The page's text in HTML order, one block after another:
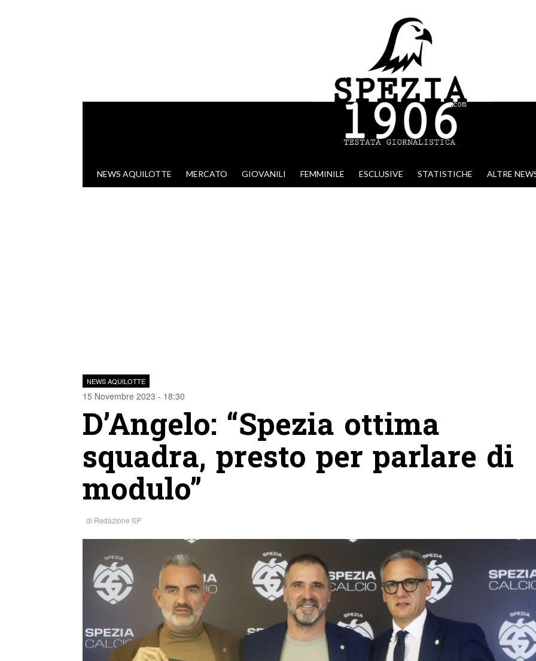
VAI AL CONTENUTO
NEWS AQUILOTTE MERCATO GIOVANILI FEMMINILE ESCLUSIVE STATISTICHE ALTRE
NEWS AQUILOTTE
15 Novembre 2023 - 18:30
D’Angelo: “Spezia ottima
squadra, presto per parlare di
modulo”
di Redazione SP